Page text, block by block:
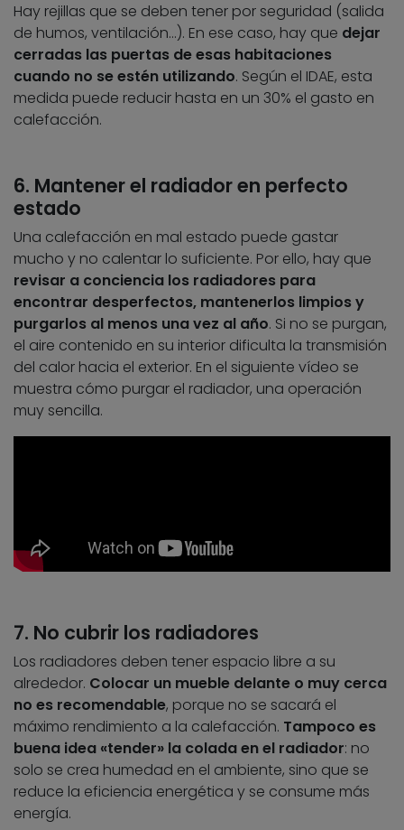
Hay rejillas que se deben tener por seguridad (salida
de humos, ventilación…). En ese caso, hay que dejar
cerradas las puertas de esas habitaciones
cuando no se estén utilizando. Según el IDAE, esta
medida puede reducir hasta en un 30% el gasto en
calefacción.
6. Mantener el radiador en perfecto
estado
Una calefacción en mal estado puede gastar
mucho y no calentar lo suficiente. Por ello, hay que
revisar a conciencia los radiadores para
encontrar desperfectos, mantenerlos limpios y
purgarlos al menos una vez al año. Si no se purgan,
el aire contenido en su interior dificulta la transmisión
del calor hacia el exterior. En el siguiente vídeo se
muestra cómo purgar el radiador, una operación
muy sencilla.
7. No cubrir los radiadores
Los radiadores deben tener espacio libre a su
alrededor. Colocar un mueble delante o muy cerca
no es recomendable, porque no se sacará el
máximo rendimiento a la calefacción. Tampoco es
buena idea «tender» la colada en el radiador: no
solo se crea humedad en el ambiente, sino que se
reduce la eficiencia energética y se consume más
energía.